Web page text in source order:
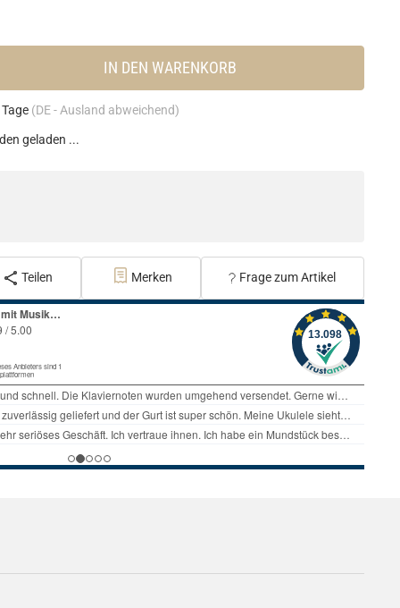
IN DEN WARENKORB
(DE - Ausland abweichend)
geladen ...
Teilen Merken Frage zum Artikel